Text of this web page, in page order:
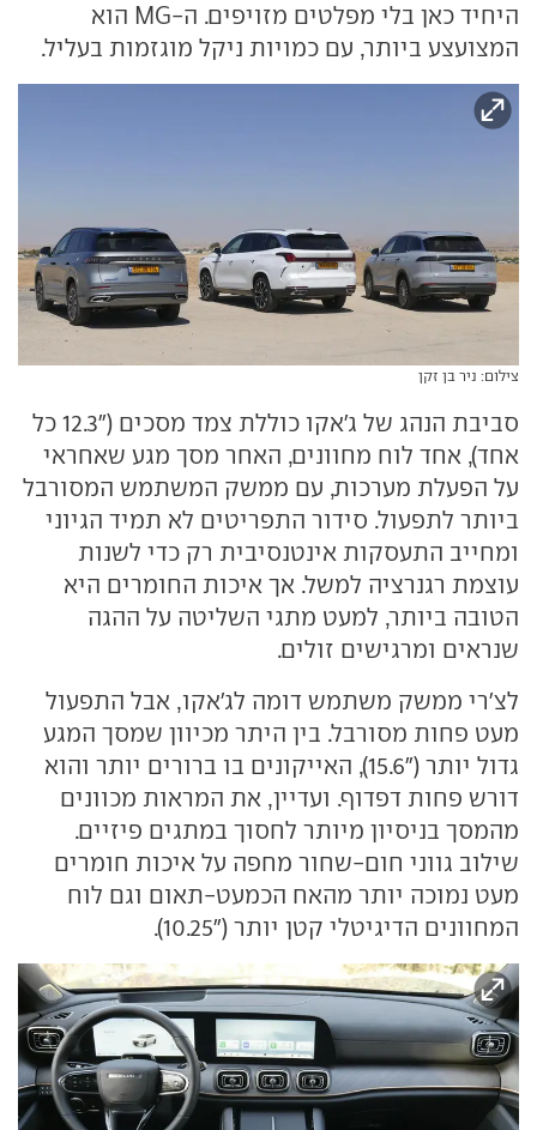
היחיד כאן בלי מפלטים מזויפים. ה-MG הוא
המצועצע ביותר, עם כמויות ניקל מוגזמות בעליל.
צילום: ניר בן זקן
סביבת הנהג של ג'אקו כוללת צמד מסכים ("12.3 כל
אחד), אחד לוח מחוונים, האחר מסך מגע שאחראי
על הפעלת מערכות, עם ממשק המשתמש המסורבל
ביותר לתפעול. סידור התפריטים לא תמיד הגיוני
ומחייב התעסקות אינטנסיבית רק כדי לשנות
עוצמת רגנרציה למשל. אך איכות החומרים היא
הטובה ביותר, למעט מתגי השליטה על ההגה
שנראים ומרגישים זולים.
לצ'רי ממשק משתמש דומה לג'אקו, אבל התפעול
מעט פחות מסורבל. בין היתר מכיוון שמסך המגע
גדול יותר ("15.6), האייקונים בו ברורים יותר והוא
דורש פחות דפדוף. ועדיין, את המראות מכוונים
מהמסך בניסיון מיותר לחסוך במתגים פיזיים.
שילוב גווני חום-שחור מחפה על איכות חומרים
מעט נמוכה יותר מהאח הכמעט-תאום וגם לוח
המחוונים הדיגיטלי קטן יותר ("10.25).